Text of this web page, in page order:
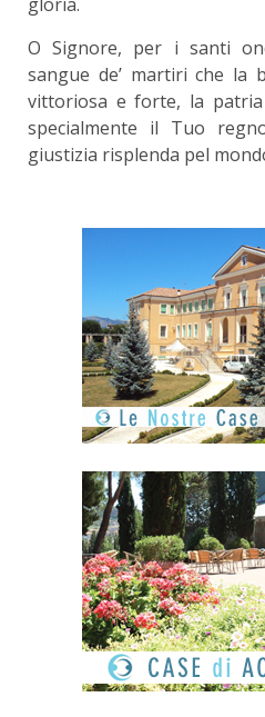
O Signore, per i santi
sangue de’ martiri che la
vittoriosa e forte, la
specialmente il Tuo
giustizia risplenda pel